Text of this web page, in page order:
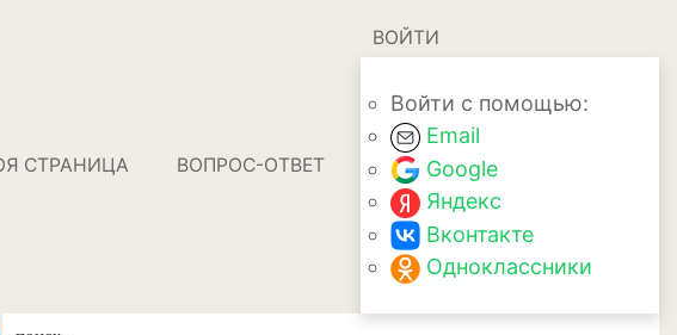
СТРАНИЦА ВОПРОС-ОТВЕТ
ВОЙТИ
Войти с помощью:
Email
Google
Яндекс
Вконтакте
Одноклассники